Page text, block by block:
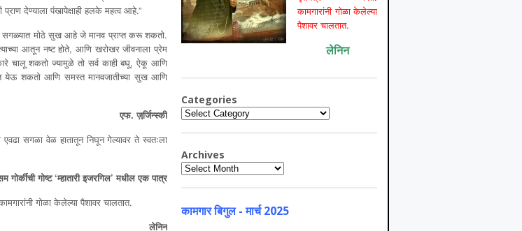
देण्याला पंखापेक्षाही हलके महत्व आहे.”
हे सगळ्यात मोठे सुख आहे जे मानव प्राप्त करू शकतो.
आतून नष्ट होते, आणि खरोखर जीवनाला प्रेम
चालू शकतो ज्यामुळे तो सर्व काही बघू, ऐकू आणि
येऊ शकतो आणि समस्त मानवजातीच्या सुख आणि
एफ. ज़र्जि़न्स्की
सगळा वेळ हातातून निघून गेल्यावर ते स्वतःला
गोर्कीची गोष्ट ‘म्हातारी इजरगिल’ मधील एक पात्र
गोळा केलेल्या पैशावर चालतात.
लेनिन
कामगारांनी गोळा केलेल्या
पैशावर चालतात.
लेनिन
Categories
Categories
Archives
Archives
कामगार बिगुल - मार्च 2025